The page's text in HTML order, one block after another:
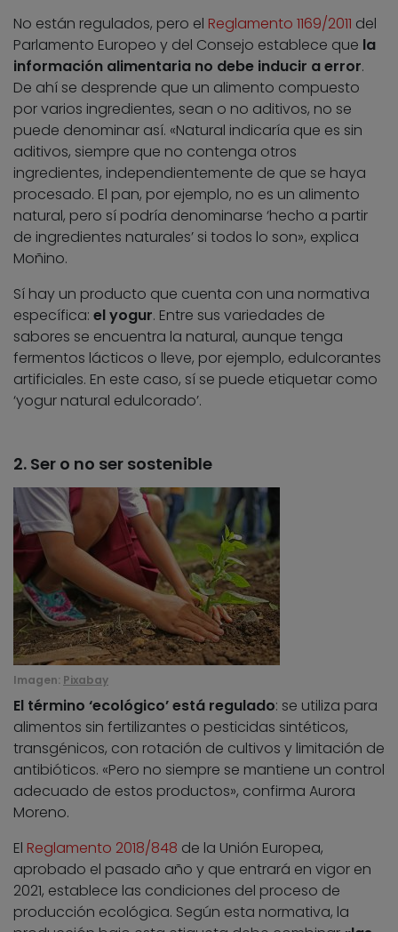
No están regulados, pero el Reglamento 1169/2011 del
Parlamento Europeo y del Consejo establece que la
información alimentaria no debe inducir a error.
De ahí se desprende que un alimento compuesto
por varios ingredientes, sean o no aditivos, no se
puede denominar así. «Natural indicaría que es sin
aditivos, siempre que no contenga otros
ingredientes, independientemente de que se haya
procesado. El pan, por ejemplo, no es un alimento
natural, pero sí podría denominarse ‘hecho a partir
de ingredientes naturales’ si todos lo son», explica
Moñino.
Sí hay un producto que cuenta con una normativa
específica: el yogur. Entre sus variedades de
sabores se encuentra la natural, aunque tenga
fermentos lácticos o lleve, por ejemplo, edulcorantes
artificiales. En este caso, sí se puede etiquetar como
‘yogur natural edulcorado’.
2. Ser o no ser sostenible
Imagen: Pixabay
El término ‘ecológico’ está regulado: se utiliza para
alimentos sin fertilizantes o pesticidas sintéticos,
transgénicos, con rotación de cultivos y limitación de
antibióticos. «Pero no siempre se mantiene un control
adecuado de estos productos», confirma Aurora
Moreno.
El Reglamento 2018/848 de la Unión Europea,
aprobado el pasado año y que entrará en vigor en
2021, establece las condiciones del proceso de
producción ecológica. Según esta normativa, la